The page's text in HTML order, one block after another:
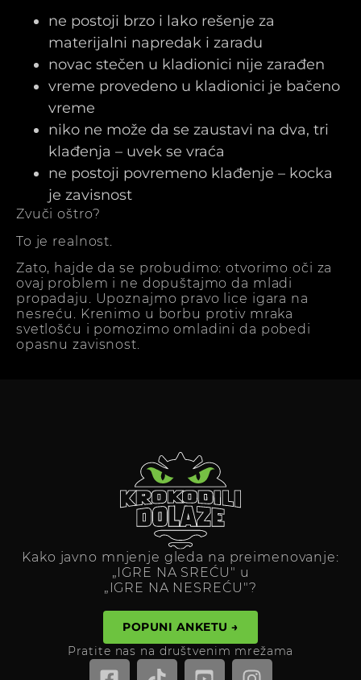
ne postoji brzo i lako rešenje za
materijalni napredak i zaradu
novac stečen u kladionici nije zarađen
vreme provedeno u kladionici je bačeno
vreme
niko ne može da se zaustavi na dva, tri
klađenja – uvek se vraća
ne postoji povremeno klađenje – kocka
je zavisnost
Zvuči oštro?
To je realnost.
Zato, hajde da se probudimo: otvorimo oči za
ovaj problem i ne dopuštajmo da mladi
propadaju. Upoznajmo pravo lice igara na
nesreću. Krenimo u borbu protiv mraka
svetlošću i pomozimo omladini da pobedi
opasnu zavisnost.
Kako javno mnjenje gleda na preimenovanje:
„IGRE NA SREĆU" u
„IGRE NA NESREĆU"?
POPUNI ANKETU →
Pratite nas na društvenim mrežama